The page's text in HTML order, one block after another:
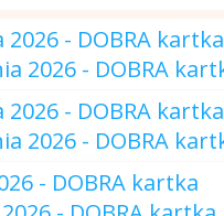
- DOBRA kartka
- DOBRA kartka
- DOBRA kartka